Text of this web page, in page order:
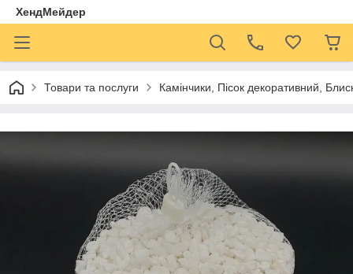
ХендМейдер
Товари та послуги Камінчики, Пісок декоративний,